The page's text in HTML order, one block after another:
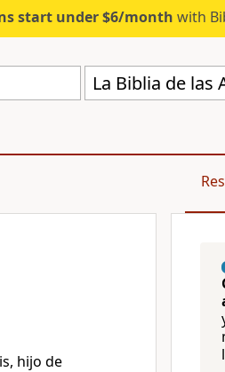
start under $6/month with
La Biblia de las
, hijo de